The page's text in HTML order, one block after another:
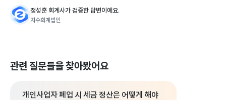
정성훈 회계사가 검증한 답변이에요.
지수회계법인
관련 질문들을 찾아봤어요
개인사업자 폐업 시 세금 정산은 어떻게 해야